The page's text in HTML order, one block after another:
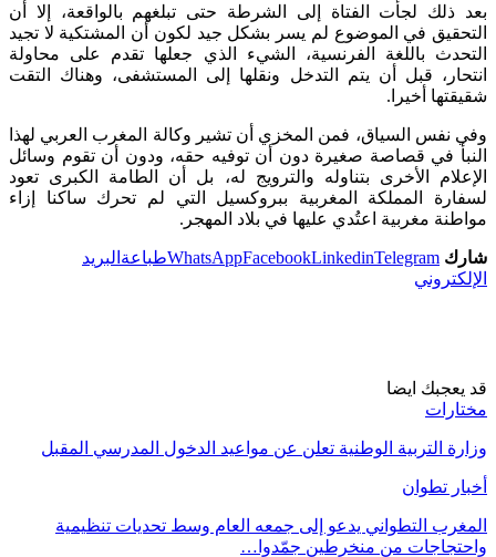
بعد ذلك لجأت الفتاة إلى الشرطة حتى تبلغهم بالواقعة، إلا أن
التحقيق في الموضوع لم يسر بشكل جيد لكون أن المشتكية لا تجيد
التحدث باللغة الفرنسية، الشيء الذي جعلها تقدم على محاولة
انتحار، قبل أن يتم التدخل ونقلها إلى المستشفى، وهناك التقت
شقيقتها أخيرا.
وفي نفس السياق، فمن المخزي أن تشير وكالة المغرب العربي لهذا
النبأ في قصاصة صغيرة دون أن توفيه حقه، ودون أن تقوم وسائل
الإعلام الأخرى بتناوله والترويج له، بل أن الطامة الكبرى تعود
لسفارة المملكة المغربية ببروكسيل التي لم تحرك ساكنا إزاء
مواطنة مغربية اعتُدي عليها في بلاد المهجر.
شارك WhatsAppFacebookLinkedinTelegram طباعة البريد
الإلكتروني
قد يعجبك ايضا
مختارات
وزارة التربية الوطنية تعلن عن مواعيد الدخول المدرسي المقبل
أخبار تطوان
المغرب التطواني يدعو إلى جمعه العام وسط تحديات تنظيمية
واحتجاجات من منخرطين جمّدوا…